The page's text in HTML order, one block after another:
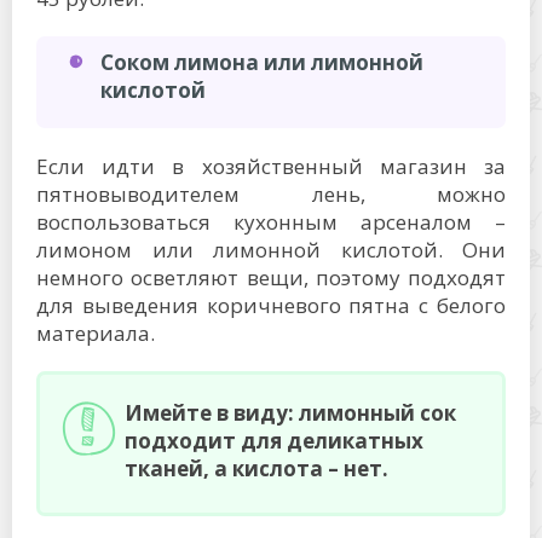
Соком лимона или лимонной
кислотой
Если идти в хозяйственный магазин за
пятновыводителем лень, можно
воспользоваться кухонным арсеналом –
лимоном или лимонной кислотой. Они
немного осветляют вещи, поэтому подходят
для выведения коричневого пятна с белого
материала.
Имейте в виду: лимонный сок
подходит для деликатных
тканей, а кислота – нет.